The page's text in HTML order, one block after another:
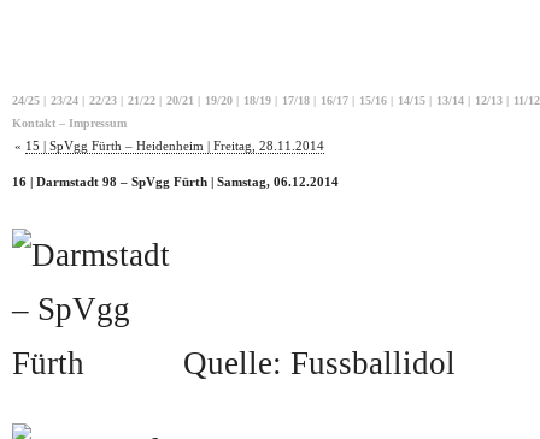
24/25 | 23/24 | 22/23 | 21/22 | 20/21 | 19/20 | 18/19 | 17/18 | 16/17 | 15/16 | 14/15 | 13/14 | 12/13 | 11/12
Kontakt – Impressum
« 15 | SpVgg Fürth – Heidenheim | Freitag, 28.11.2014
16 | Darmstadt 98 – SpVgg Fürth | Samstag, 06.12.2014
Quelle: Fussballidol